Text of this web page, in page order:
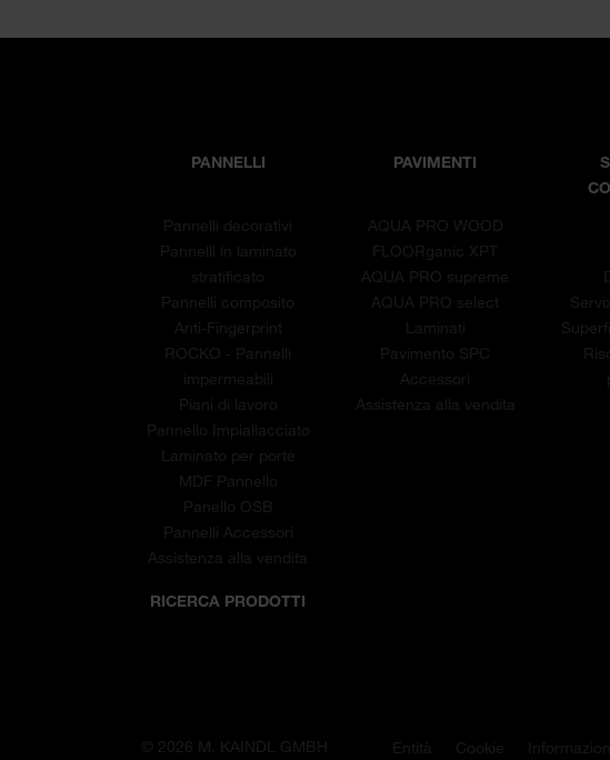
PANNELLI
Pannelli decorativi
Pannelli in laminato
stratificato
Pannelli composito
Anti-Fingerprint
ROCKO - Pannelli
impermeabili
Piani di lavoro
Pannello Impiallacciato
Laminato per porte
MDF Pannello
Panello OSB
Pannelli Accessori
Assistenza alla vendita
PAVIMENTI
AQUA PRO WOOD
FLOORganic XPT
AQUA PRO supreme
AQUA PRO select
Laminati
Pavimento SPC
Accessori
Assistenza alla vendita
RICERCA PRODOTTI
Entità Cookie
© 2026 M. KAINDL GMBH